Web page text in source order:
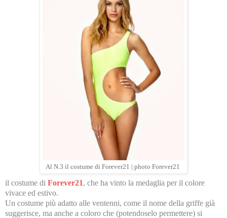
Al N.3 il costume di Forever21 | photo Forever21
il costume di Forever21, che ha vinto la medaglia per il colore
vivace ed estivo.
Un costume più adatto alle ventenni, come il nome della griffe già
suggerisce, ma anche a coloro che (potendoselo permettere) si